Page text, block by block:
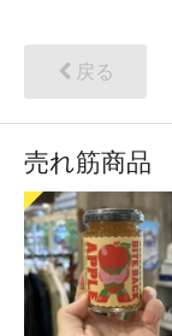
戻る
売れ筋商品